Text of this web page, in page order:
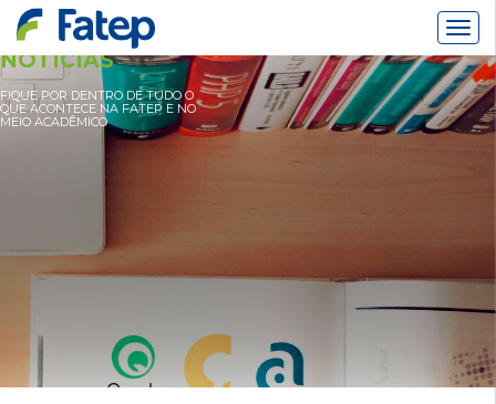
NOTÍCIAS
FIQUE POR DENTRO DE TUDO O
QUE ACONTECE NA FATEP E NO
MEIO ACADÊMICO